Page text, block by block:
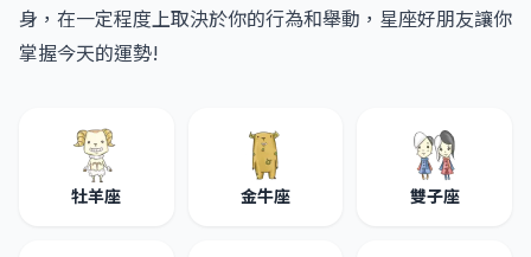
身，在一定程度上取決於你的行為和舉動，星座好朋友讓你
掌握今天的運勢!
牡羊座 金牛座 雙子座